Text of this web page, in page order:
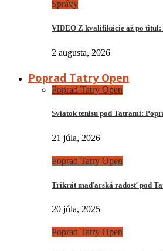
Správy
VIDEO Z kvalifikácie až po
2 augusta, 2026
Poprad Tatry Open
Poprad Tatry Open
Sviatok tenisu pod Tatrami:
21 júla, 2026
Poprad Tatry Open
Trikrát maďarská radosť pod
20 júla, 2025
Poprad Tatry Open